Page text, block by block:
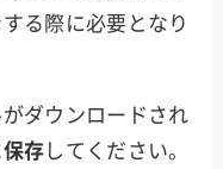
る際に必要となり
ダウンロードされ
存 してください。